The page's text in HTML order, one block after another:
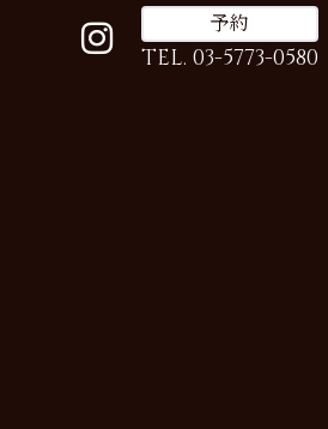
予約
TEL. 03-5773-0580